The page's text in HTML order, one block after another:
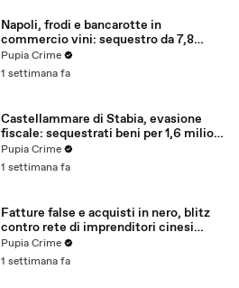
Napoli, frodi e bancarotte in
commercio vini: sequestro da 7,8
milioni (30.07.26)
Pupia Crime
1 settimana fa
Castellammare di Stabia, evasione
fiscale: sequestrati beni per 1,6 milioni
ad un consorzio navale (29.07.26)
Pupia Crime
1 settimana fa
Fatture false e acquisti in nero, blitz
contro rete di imprenditori cinesi
sequestri per 8,5 milioni (29.07.26)
Pupia Crime
1 settimana fa